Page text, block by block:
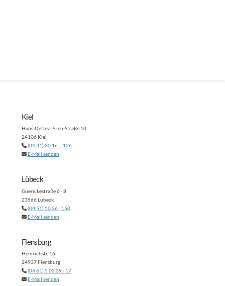
Kiel
Hans-Detlev-Prien-Straße 10
24106 Kiel
(04 31) 30 16 – 126
E-Mail senden
Lübeck
Guerickestraße 6 - 8
23566 Lübeck
(04 51) 50 26 - 150
E-Mail senden
Flensburg
Heinrichstr. 16
24937 Flensburg
(04 61) 5 03 39 - 17
E-Mail senden